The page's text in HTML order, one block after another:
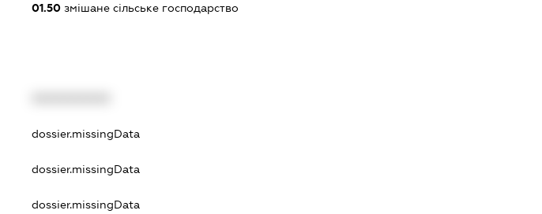
01.50змішане сільське господарство
dossier.missingData
dossier.missingData
dossier.missingData